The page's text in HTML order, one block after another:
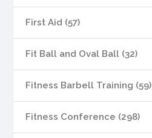
First Aid (57)
Fit Ball and Oval Ball (32)
Fitness Barbell Training (59)
Fitness Conference (298)